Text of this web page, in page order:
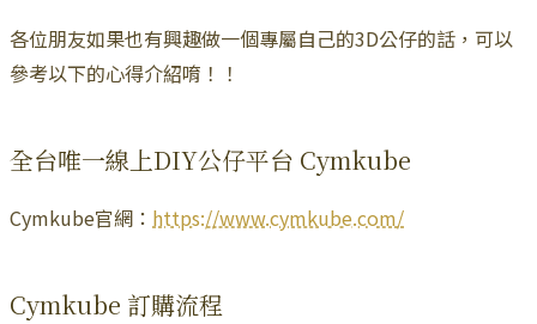
各位朋友如果也有興趣做一個專屬自己的3D公仔的話，可以
參考以下的心得介紹唷！！
全台唯一線上DIY公仔平台 Cymkube
Cymkube官網： https://www.cymkube.com/
Cymkube 訂購流程